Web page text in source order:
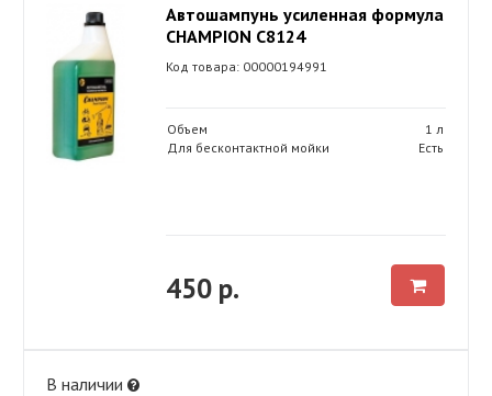
Автошампунь усиленная формула
CHAMPION C8124
Код товара: 00000194991
Объем
1 л
Для бесконтактной мойки
Есть
450 р.
В наличии